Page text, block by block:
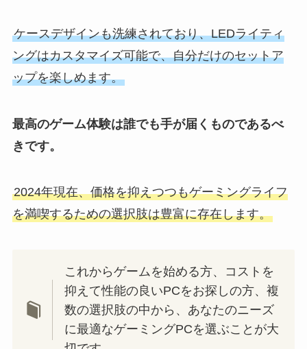
ケースデザインも洗練されており、LEDライティ
ングはカスタマイズ可能で、自分だけのセットア
ップを楽しめます。
最高のゲーム体験は誰でも手が届くものであるべ
きです。
2024年現在、価格を抑えつつもゲーミングライフ
を満喫するための選択肢は豊富に存在します。
これからゲームを始める方、コストを
抑えて性能の良いPCをお探しの方、複
数の選択肢の中から、あなたのニーズ
に最適なゲーミングPCを選ぶことが大